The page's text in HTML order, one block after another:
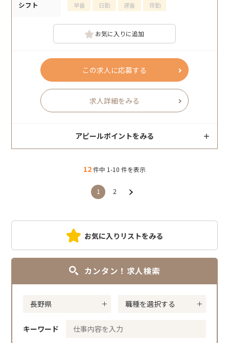
シフト 早番 日勤 遅番 夜勤
お気に入りに追加
この求人に応募する
求人詳細をみる
アピールポイントをみる
12件中 1-10 件を表示
1 2
お気に入りリストをみる
カンタン！求人検索
キーワード